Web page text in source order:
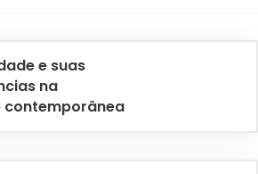
e suas
na
contemporânea